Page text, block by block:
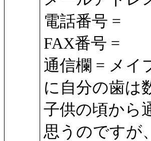
電話番号 =
FAX番号 =
通信欄 = メイ
に自分の歯は
子供の頃から
思うのですが、